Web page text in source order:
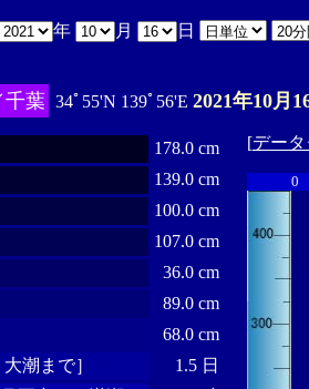
年 月 日
千葉 34ﾟ55'N 139ﾟ56'E 2021年10月
178.0 cm
139.0 cm
100.0 cm
107.0 cm
36.0 cm
89.0 cm
68.0 cm
潮まで］
1.5 日
[デー
0